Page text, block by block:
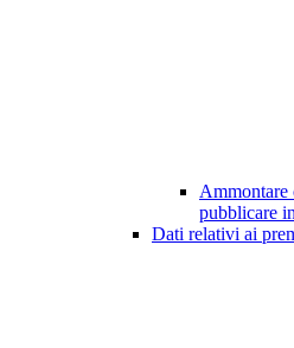
Ammontare
pubblicare
Dati relativi ai